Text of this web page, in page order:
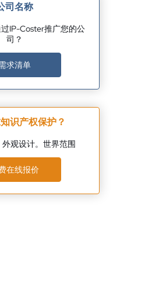
司名称
IP-Coster推广您的公
司？
求清单
识产权保护？
观设计。世界范围
在线报价